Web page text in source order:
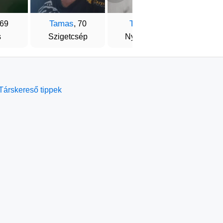
Tamas, 70
Szigetcsép
Tibor
Nyírpazony
tippek